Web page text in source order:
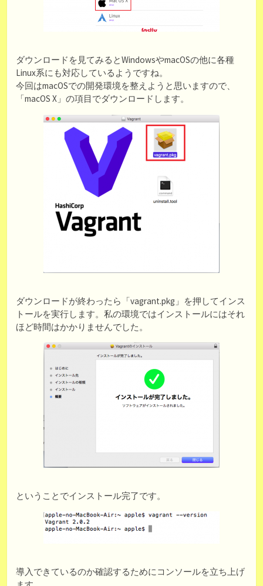
ダウンロードを見てみるとWindowsやmacOSの他に各種
Linux系にも対応しているようですね。
今回はmacOSでの開発環境を整えようと思いますので、
「macOS X」の項目でダウンロードします。
ダウンロードが終わったら「vagrant.pkg」を押してインス
トールを実行します。私の環境ではインストールにはそれ
ほど時間はかかりませんでした。
ということでインストール完了です。
導入できているのか確認するためにコンソールを立ち上げ